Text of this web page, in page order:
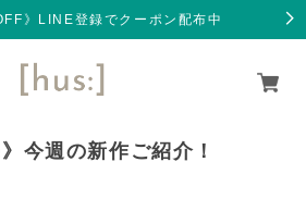
》LINE登録でクーポン配布中
今週の新作ご紹介！